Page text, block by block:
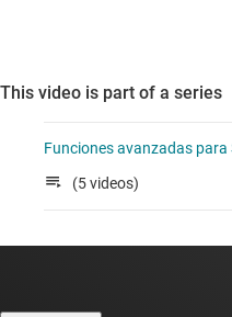
This video is part of a series
Funciones avanzadas para
(5 videos)